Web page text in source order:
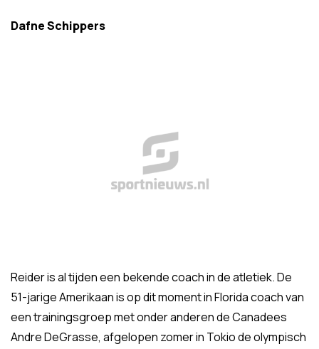
Dafne Schippers
Reider is al tijden een bekende coach in de atletiek. De
51-jarige Amerikaan is op dit moment in Florida coach van
een trainingsgroep met onder anderen de Canadees
Andre DeGrasse, afgelopen zomer in Tokio de olympisch